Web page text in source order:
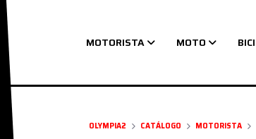
Navegación principal
MOTORISTA MOTO BICI
OLYMPIA2 CATÁLOGO MOTORISTA